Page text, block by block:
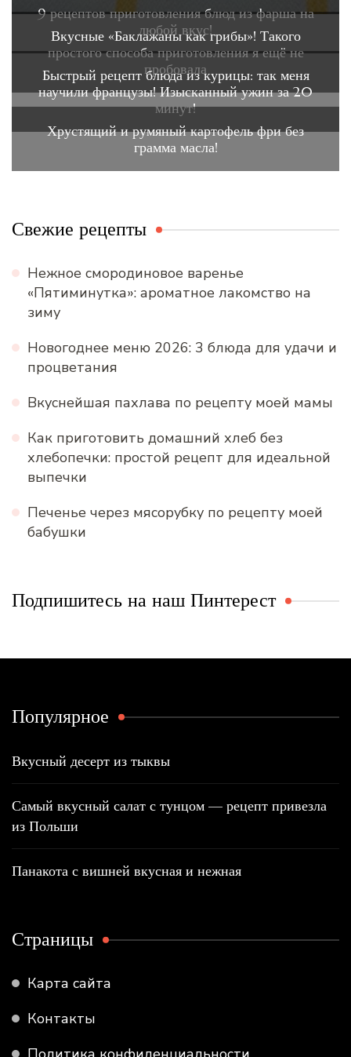
9 рецептов приготовления блюд из фарша на
любой вкус!
Вкусные «Баклажаны как грибы»! Такого
простого способа приготовления я ещё не
пробовала
Быстрый рецепт блюда из курицы: так меня
научили французы! Изысканный ужин за 20
минут!
Хрустящий и румяный картофель фри без
грамма масла!
Свежие рецепты
Нежное смородиновое варенье
«Пятиминутка»: ароматное лакомство на
зиму
Новогоднее меню 2026: 3 блюда для удачи и
процветания
Вкуснейшая пахлава по рецепту моей мамы
Как приготовить домашний хлеб без
хлебопечки: простой рецепт для идеальной
выпечки
Печенье через мясорубку по рецепту моей
бабушки
Подпишитесь на наш Пинтерест
Популярное
Вкусный десерт из тыквы
Самый вкусный салат с тунцом — рецепт привезла
из Польши
Панакота с вишней вкусная и нежная
Страницы
Карта сайта
Контакты